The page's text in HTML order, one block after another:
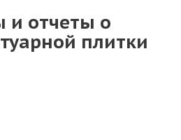
и отчеты о
плитки